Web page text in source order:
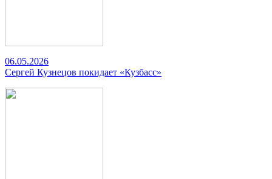
06.05.2026
Сергей Кузнецов покидает «Кузбасс»